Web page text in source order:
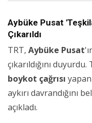
Aybüke Pusat
Çıkarıldı
TRT, Aybüke Pusat
çıkarıldığını
boykot çağrısı
aykırı davrandığını
açıkladı.